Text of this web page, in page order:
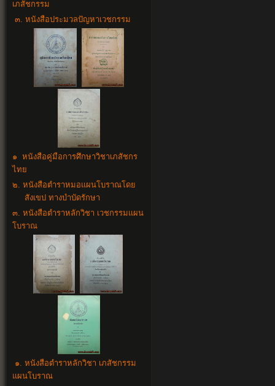
เภสัชกรรม
๓. หนังสือประมวลปัญหาเวชกรรม
๑ หนังสือคู่มือการศึกษาวิชาเภสัชกร
ไทย
๒. หนังสือตำราหมอแผนโบราณโดย
สังเขป ทางบำบัดรักษา
๓. หนังสือตำราหลักวิชา เวชกรรมแผน
โบราณ
๑. หนังสือตำราหลักวิชา เภสัชกรรม
แผนโบราณ